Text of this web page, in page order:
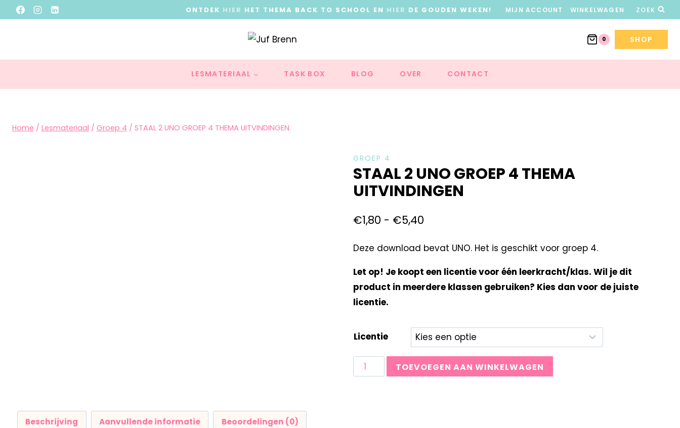
ONTDEK HIER HET THEMA BACK TO SCHOOL EN HIER DE GOUDEN WEKEN! MIJN ACCOUNT WINKELWAGEN ZOEK
0 SHOP
LESMATERIAAL TASK BOX BLOG OVER CONTACT
Home / Lesmateriaal / Groep 4 / STAAL 2 UNO GROEP 4 THEMA UITVINDINGEN
GROEP 4
STAAL 2 UNO GROEP 4 THEMA
UITVINDINGEN
€1,80 - €5,40
Deze download bevat UNO. Het is geschikt voor groep 4.
Let op! Je koopt een licentie voor één leerkracht/klas. Wil je dit
product in meerdere klassen gebruiken? Kies dan voor de juiste
licentie.
Licentie
TOEVOEGEN AAN WINKELWAGEN
Beschrijving Aanvullende informatie Beoordelingen (0)